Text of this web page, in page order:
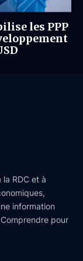
les PPP
RDC et à
information
pour